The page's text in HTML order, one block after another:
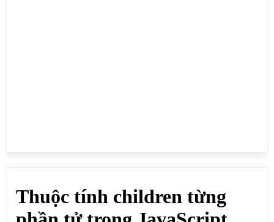
document.write("Value:
"+document.getElementById("selectid").children[0].v
alue+"<br>");